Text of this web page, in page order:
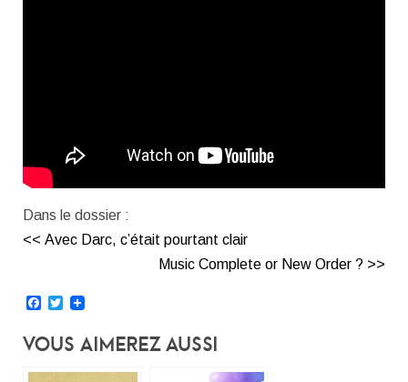
Dans le dossier :
<< Avec Darc, c’était pourtant clair
Music Complete or New Order ? >>
Facebook
Twitter
Vous Aimerez Aussi